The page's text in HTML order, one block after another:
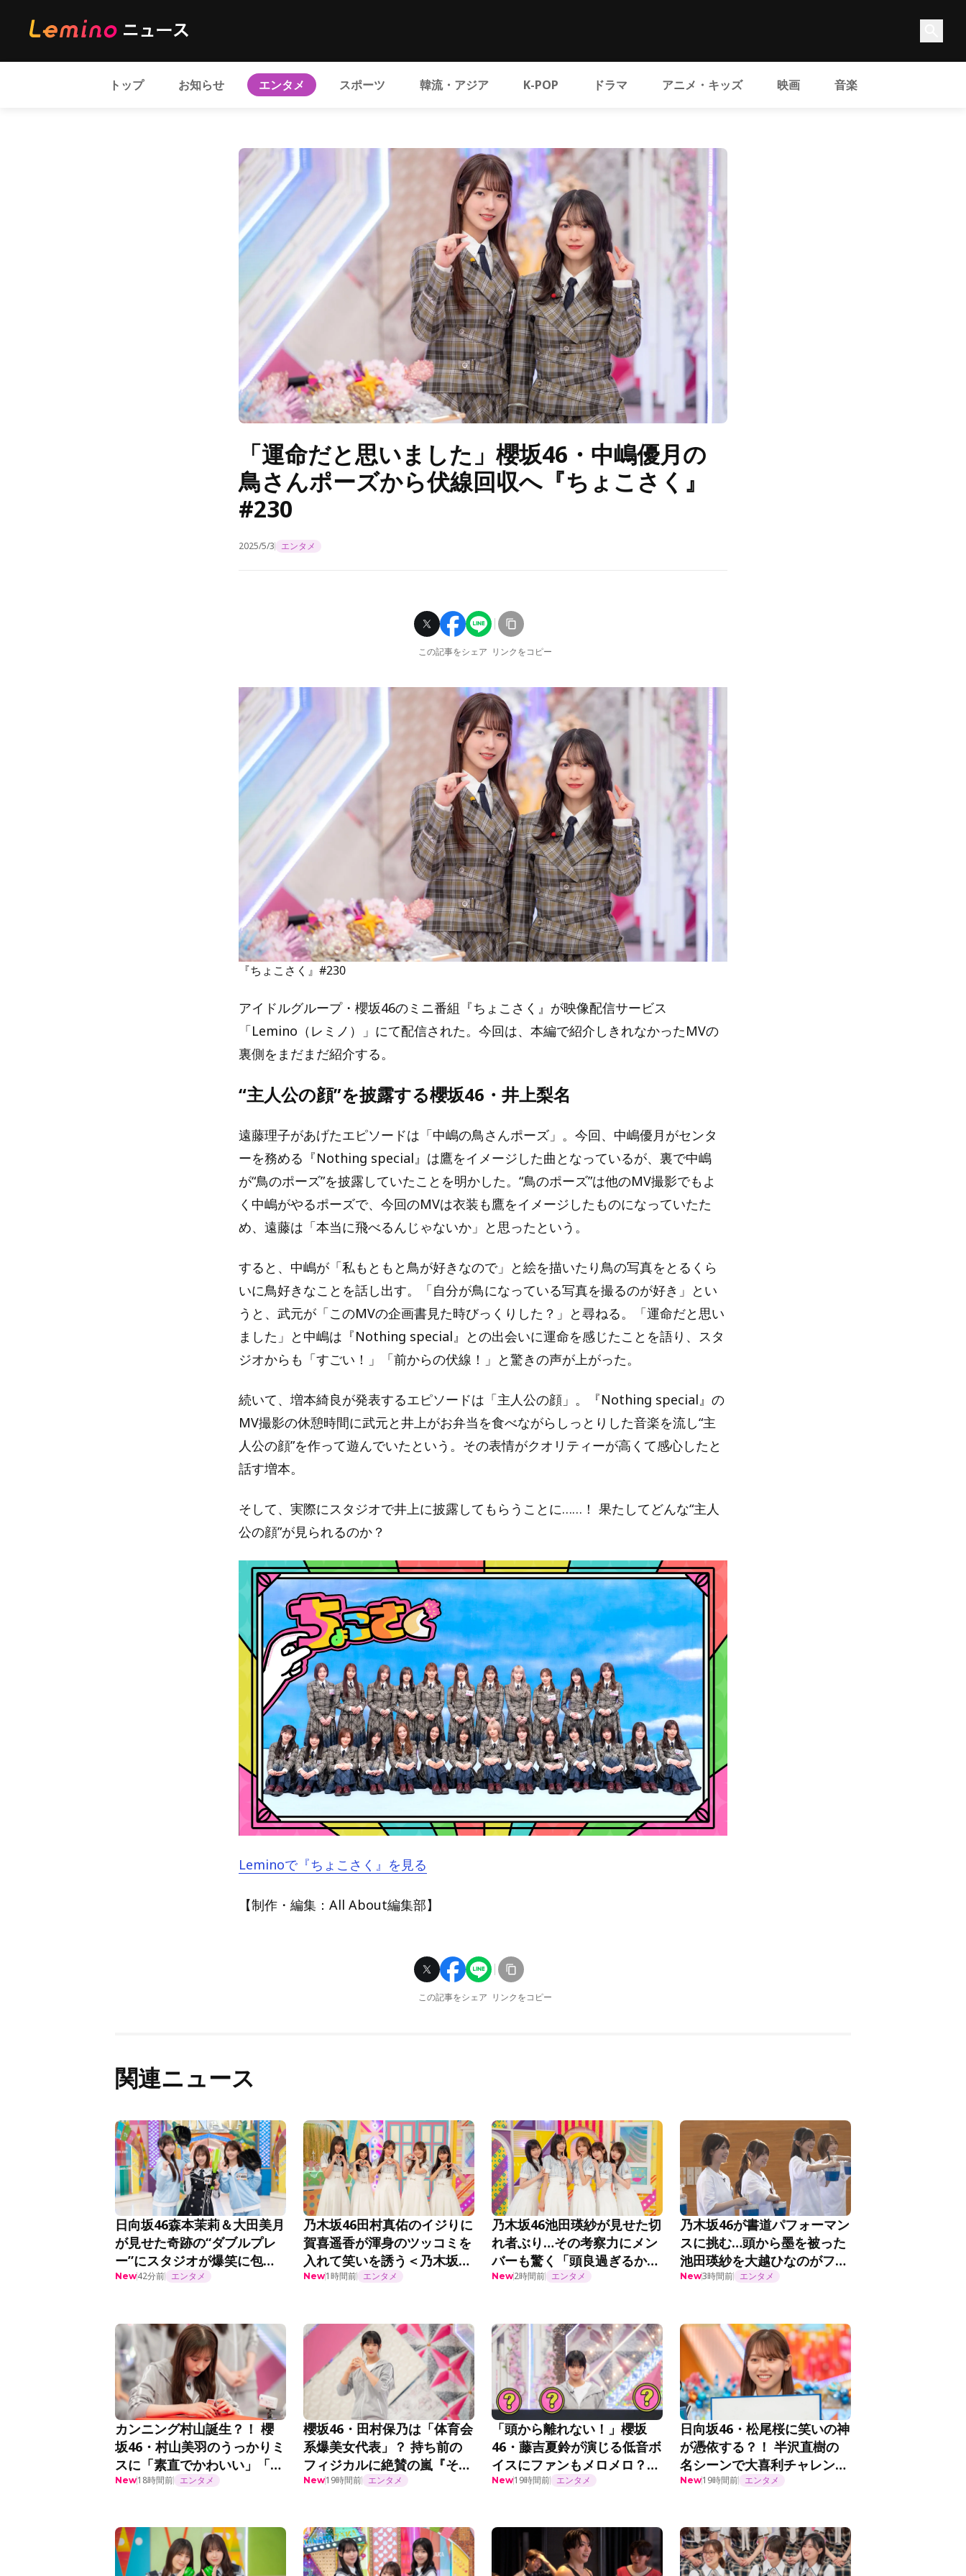
トップ お知らせ エンタメ スポーツ 韓流・アジア K-POP ドラマ アニメ・キッズ 映画 音楽
「運命だと思いました」櫻坂46・中嶋優月の
鳥さんポーズから伏線回収へ『ちょこさく』
#230
2025/5/3 エンタメ
この記事をシェア リンクをコピー
『ちょこさく』#230
アイドルグループ・櫻坂46のミニ番組『ちょこさく』が映像配信サービス
「Lemino（レミノ）」にて配信された。今回は、本編で紹介しきれなかったMVの
裏側をまだまだ紹介する。
“主人公の顔”を披露する櫻坂46・井上梨名
遠藤理子があげたエピソードは「中嶋の鳥さんポーズ」。今回、中嶋優月がセンタ
ーを務める『Nothing special』は鷹をイメージした曲となっているが、裏で中嶋
が“鳥のポーズ”を披露していたことを明かした。“鳥のポーズ”は他のMV撮影でもよ
く中嶋がやるポーズで、今回のMVは衣装も鷹をイメージしたものになっていたた
め、遠藤は「本当に飛べるんじゃないか」と思ったという。
すると、中嶋が「私もともと鳥が好きなので」と絵を描いたり鳥の写真をとるくら
いに鳥好きなことを話し出す。「自分が鳥になっている写真を撮るのが好き」とい
うと、武元が「このMVの企画書見た時びっくりした？」と尋ねる。「運命だと思い
ました」と中嶋は『Nothing special』との出会いに運命を感じたことを語り、スタ
ジオからも「すごい！」「前からの伏線！」と驚きの声が上がった。
続いて、増本綺良が発表するエピソードは「主人公の顔」。『Nothing special』の
MV撮影の休憩時間に武元と井上がお弁当を食べながらしっとりした音楽を流し“主
人公の顔”を作って遊んでいたという。その表情がクオリティーが高くて感心したと
話す増本。
そして、実際にスタジオで井上に披露してもらうことに……！ 果たしてどんな“主人
公の顔”が見られるのか？
Leminoで『ちょこさく』を見る
【制作・編集：All About編集部】
この記事をシェア リンクをコピー
関連ニュース
日向坂46森本茉莉＆大田美月
が見せた奇跡の“ダブルプレ
ー”にスタジオが爆笑に包ま
れる＜まだまだ！日向坂で会
New42分前 エンタメ
乃木坂46田村真佑のイジりに
賀喜遥香が渾身のツッコミを
入れて笑いを誘う＜乃木坂工
事延長中＞
New1時間前 エンタメ
乃木坂46池田瑛紗が見せた切
れ者ぶり…その考察力にメン
バーも驚く「頭良過ぎるか
も…」「絶対未来人だと思
New2時間前 エンタメ
乃木坂46が書道パフォーマン
スに挑む…頭から墨を被った
池田瑛紗を大越ひなのがフォ
ロー「アーティスティックで
New3時間前 エンタメ
カンニング村山誕生？！ 櫻
坂46・村山美羽のうっかりミ
スに「素直でかわいい」「こ
れだからやめられない」『そ
New18時間前 エンタメ
櫻坂46・田村保乃は「体育会
系爆美女代表」？ 持ち前の
フィジカルに絶賛の嵐『そこ
曲がったら、櫻坂？』第295
New19時間前 エンタメ
「頭から離れない！」櫻坂
46・藤吉夏鈴が演じる低音ボ
イスにファンもメロメロ？！
『ちょこさく』第295話
New19時間前 エンタメ
日向坂46・松尾桜に笑いの神
が憑依する？！ 半沢直樹の
名シーンで大喜利チャレン
ジ！『日向坂で会いましょ
New19時間前 エンタメ